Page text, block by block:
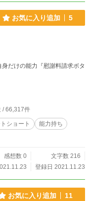
お気に入り追加 5
だけの能力『慰謝料請求ボタ
/ 66,317件
ショート
能力持ち
感想数 0
文字数 216
登録日 2021.11.23
お気に入り追加 11